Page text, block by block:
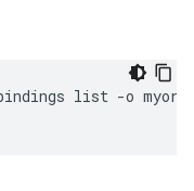
list -o myorg